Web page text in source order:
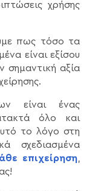
χρήσης
πως τόσο τα
είναι εξίσου
σημαντική αξία
είναι ένας
όλο και
το λόγο στη
σχεδιασμένα
επιχείρηση